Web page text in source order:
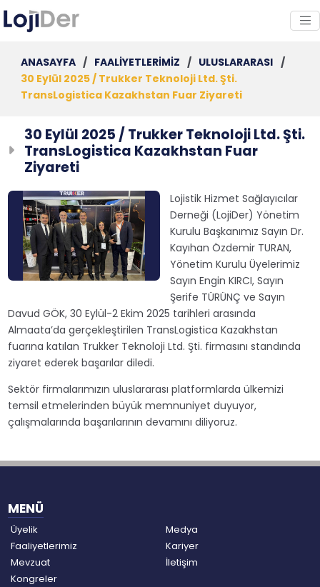
ANASAYFA / FAALİYETLERİMİZ / ULUSLARARASI
/
30 Eylül 2025 / Trukker Teknoloji Ltd. Şti.
TransLogistica Kazakhstan Fuar Ziyareti
30 Eylül 2025 / Trukker Teknoloji Ltd. Şti.
TransLogistica Kazakhstan Fuar
Ziyareti
Lojistik Hizmet Sağlayıcılar
Derneği (LojiDer) Yönetim
Kurulu Başkanımız Sayın Dr.
Kayıhan Özdemir TURAN,
Yönetim Kurulu Üyelerimiz
Sayın Engin KIRCI, Sayın
Şerife TÜRÜNÇ ve Sayın
Davud GÖK, 30 Eylül-2 Ekim 2025 tarihleri arasında
Almaata’da gerçekleştirilen TransLogistica Kazakhstan
fuarına katılan Trukker Teknoloji Ltd. Şti. firmasını standında
ziyaret ederek başarılar diledi.
Sektör firmalarımızın uluslararası platformlarda ülkemizi
temsil etmelerinden büyük memnuniyet duyuyor,
çalışmalarında başarılarının devamını diliyoruz.
MENÜ
Üyelik
Faaliyetlerimiz
Mevzuat
Kongreler
Medya
Kariyer
İletişim